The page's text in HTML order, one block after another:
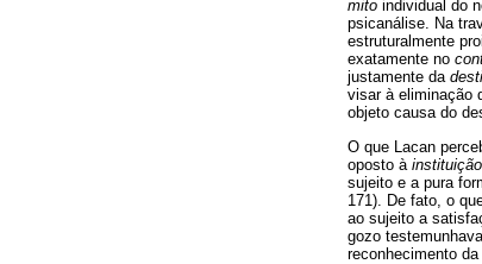
mito individual do
psicanálise. Na
estruturalmente
exatamente no
justamente da
visar à eliminação
objeto causa do
O que Lacan
oposto à
sujeito e a pura
171). De fato, o
ao sujeito a
gozo
reconhecimento da